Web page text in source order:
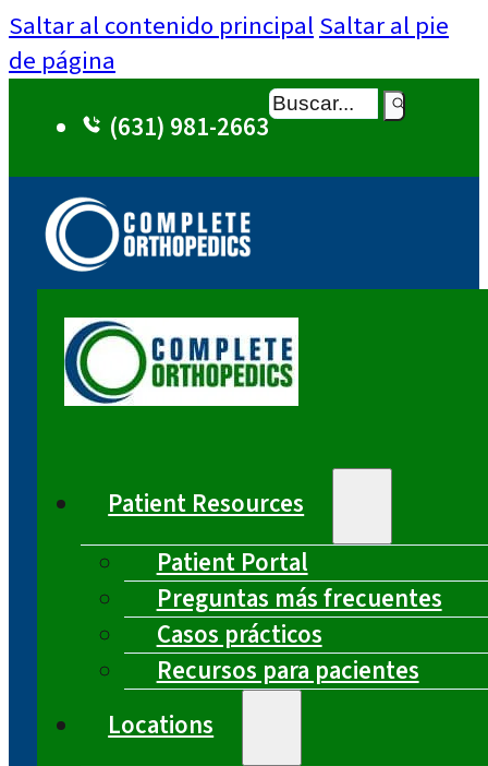
Saltar al contenido principal Saltar al pie
de página
(631) 981-2663
Buscar
Patient Resources
Patient Portal
Preguntas más frecuentes
Casos prácticos
Recursos para pacientes
Locations